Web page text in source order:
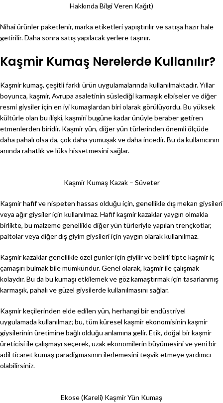
Hakkında Bilgi Veren Kağıt)
Nihai ürünler paketlenir, marka etiketleri yapıştırılır ve satışa hazır hale
getirilir. Daha sonra satış yapılacak yerlere taşınır.
Kaşmir Kumaş Nerelerde Kullanılır?
Kaşmir kumaş, çeşitli farklı ürün uygulamalarında kullanılmaktadır. Yıllar
boyunca, kaşmir, Avrupa asaletinin süslediği karmaşık elbiseler ve diğer
resmi giysiler için en iyi kumaşlardan biri olarak görülüyordu. Bu yüksek
kültürle olan bu ilişki, kaşmiri bugüne kadar ünüyle beraber getiren
etmenlerden biridir. Kaşmir yün, diğer yün türlerinden önemli ölçüde
daha pahalı olsa da, çok daha yumuşak ve daha incedir. Bu da kullanıcının
anında rahatlık ve lüks hissetmesini sağlar.
Kaşmir Kumaş Kazak – Süveter
Kaşmir hafif ve nispeten hassas olduğu için, genellikle dış mekan giysileri
veya ağır giysiler için kullanılmaz. Hafif kaşmir kazaklar yaygın olmakla
birlikte, bu malzeme genellikle diğer yün türleriyle yapılan trençkotlar,
paltolar veya diğer dış giyim giysileri için yaygın olarak kullanılmaz.
Kaşmir kazaklar genellikle özel günler için giyilir ve belirli tipte kaşmir iç
çamaşırı bulmak bile mümkündür. Genel olarak, kaşmir ile çalışmak
kolaydır. Bu da bu kumaşı etkilemek ve göz kamaştırmak için tasarlanmış
karmaşık, pahalı ve güzel giysilerde kullanılmasını sağlar.
Kaşmir keçilerinden elde edilen yün, herhangi bir endüstriyel
uygulamada kullanılmaz; bu, tüm küresel kaşmir ekonomisinin kaşmir
giysilerinin üretimine bağlı olduğu anlamına gelir. Etik, doğal bir kaşmir
üreticisi ile çalışmayı seçerek, uzak ekonomilerin büyümesini ve yeni bir
adil ticaret kumaş paradigmasının ilerlemesini teşvik etmeye yardımcı
olabilirsiniz.
Ekose (Kareli) Kaşmir Yün Kumaş